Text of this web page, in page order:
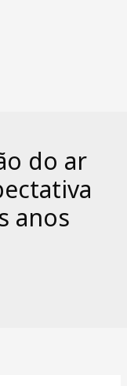
do ar
anos